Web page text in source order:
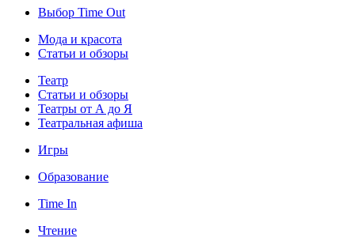
Выбор Time Out
Мода и красота
Статьи и обзоры
Театр
Статьи и обзоры
Театры от А до Я
Театральная афиша
Игры
Образование
Time In
Чтение